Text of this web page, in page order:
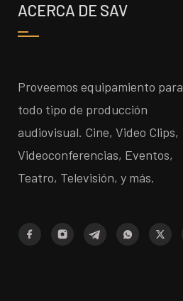
ACERCA DE SAV
Proveemos equipamiento para
todo tipo de producción
audiovisual. Cine, Video Clips,
Videoconferencias, Eventos,
Teatro, Televisión, y más.